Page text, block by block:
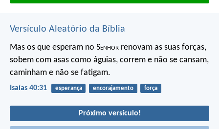
Versículo Aleatório da Bíblia
Mas os que esperam no Senhor renovam as suas forças,
sobem com asas como águias, correm e não se cansam,
caminham e não se fatigam.
Isaías 40:31 esperança encorajamento força
Próximo versículo!